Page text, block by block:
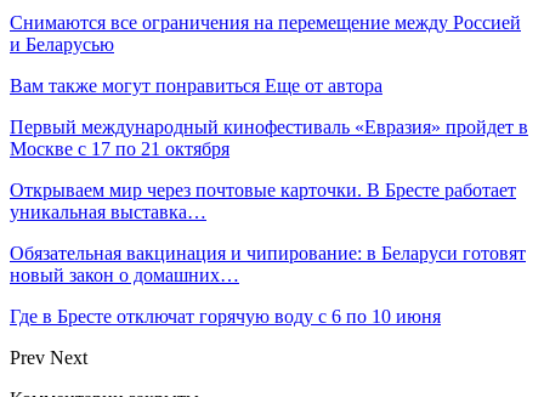
Снимаются все ограничения на перемещение между Россией
и Беларусью
Вам также могут понравиться Еще от автора
Первый международный кинофестиваль «Евразия» пройдет в
Москве с 17 по 21 октября
Открываем мир через почтовые карточки. В Бресте работает
уникальная выставка…
Обязательная вакцинация и чипирование: в Беларуси готовят
новый закон о домашних…
Где в Бресте отключат горячую воду с 6 по 10 июня
Prev Next